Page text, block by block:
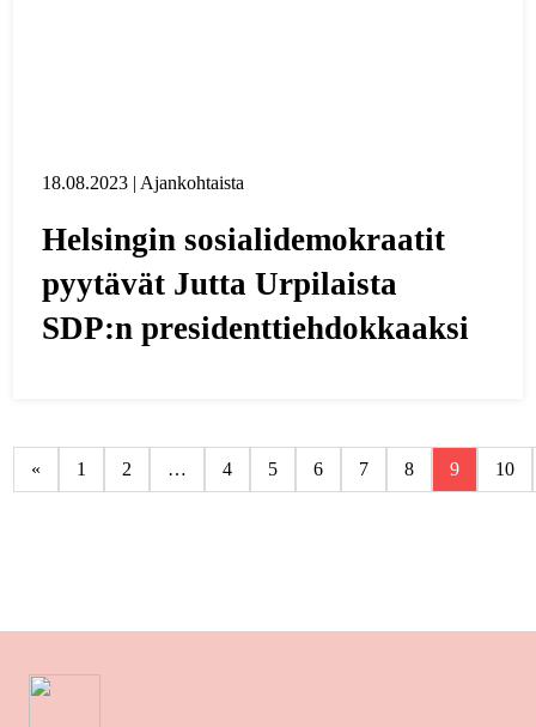
18.08.2023 | Ajankohtaista
Helsingin sosialidemokraatit
pyytävät Jutta Urpilaista
SDP:n presidenttiehdokkaaksi
« 1 2 … 4 5 6 7 8 9 10